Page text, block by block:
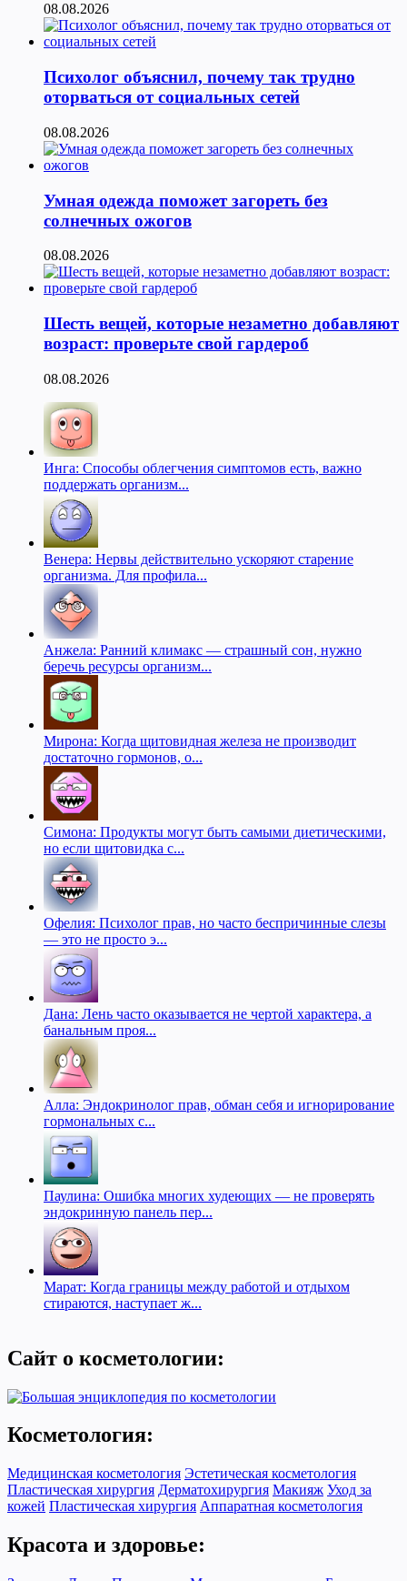
08.08.2026
Психолог объяснил, почему так трудно
оторваться от социальных сетей
08.08.2026
Умная одежда поможет загореть без
солнечных ожогов
08.08.2026
Шесть вещей, которые незаметно добавляют
возраст: проверьте свой гардероб
08.08.2026
Инга: Способы облегчения симптомов есть, важно
поддержать организм...
Венера: Нервы действительно ускоряют старение
организма. Для профила...
Анжела: Ранний климакс — страшный сон, нужно
беречь ресурсы организм...
Мирона: Когда щитовидная железа не производит
достаточно гормонов, о...
Симона: Продукты могут быть самыми диетическими,
но если щитовидка с...
Офелия: Психолог прав, но часто беспричинные слезы
— это не просто э...
Дана: Лень часто оказывается не чертой характера, а
банальным проя...
Алла: Эндокринолог прав, обман себя и игнорирование
гормональных с...
Паулина: Ошибка многих худеющих — не проверять
эндокринную панель пер...
Марат: Когда границы между работой и отдыхом
стираются, наступает ж...
Сайт о косметологии:
Косметология:
Медицинская косметология Эстетическая косметология
Пластическая хирургия Дерматохирургия Макияж Уход за
кожей Пластическая хирургия Аппаратная косметология
Красота и здоровье: